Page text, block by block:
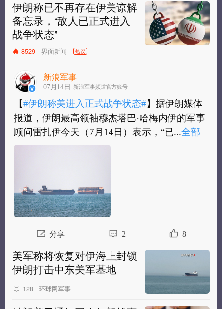
伊朗称已不再存在伊美谅解
备忘录，“敌人已正式进入
战争状态”
8529 界面新闻 热议
新浪军事
07月14日 新浪军事频道官方账号
【#伊朗称美进入正式战争状态#】据伊朗媒体
报道，伊朗最高领袖穆杰塔巴·哈梅内伊的军事
顾问雷扎伊今天（7月14日）表示，“已...全部
【#伊朗称美进入正式战争状态#
部
分享 2 8
美军称将恢复对伊海上封锁
伊朗打击中东美军基地
128 环球网军事